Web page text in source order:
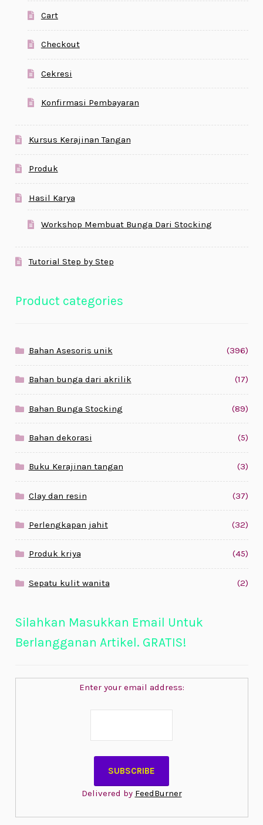
Cart
Checkout
Cekresi
Konfirmasi Pembayaran
Kursus Kerajinan Tangan
Produk
Hasil Karya
Workshop Membuat Bunga Dari Stocking
Tutorial Step by Step
Product categories
Bahan Asesoris unik (396)
Bahan bunga dari akrilik (17)
Bahan Bunga Stocking (89)
Bahan dekorasi (5)
Buku Kerajinan tangan (3)
Clay dan resin (37)
Perlengkapan jahit (32)
Produk kriya (45)
Sepatu kulit wanita (2)
Silahkan Masukkan Email Untuk
Berlangganan Artikel. GRATIS!
Enter your email address:
Delivered by FeedBurner